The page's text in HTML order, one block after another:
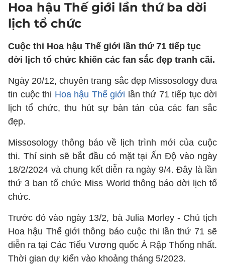
Hoa hậu Thế giới lần thứ ba dời
lịch tổ chức
Cuộc thi Hoa hậu Thế giới lần thứ 71 tiếp tục
dời lịch tổ chức khiến các fan sắc đẹp tranh cãi.
Ngày 20/12, chuyên trang sắc đẹp Missosology đưa
tin cuộc thi Hoa hậu Thế giới lần thứ 71 tiếp tục dời
lịch tổ chức, thu hút sự bàn tán của các fan sắc
đẹp.
Missosology thông báo về lịch trình mới của cuộc
thi. Thí sinh sẽ bắt đầu có mặt tại Ấn Độ vào ngày
18/2/2024 và chung kết diễn ra ngày 9/4. Đây là lần
thứ 3 ban tổ chức Miss World thông báo dời lịch tổ
chức.
Trước đó vào ngày 13/2, bà Julia Morley - Chủ tịch
Hoa hậu Thế giới thông báo cuộc thi lần thứ 71 sẽ
diễn ra tại Các Tiểu Vương quốc Ả Rập Thống nhất.
Thời gian dự kiến vào khoảng tháng 5/2023.